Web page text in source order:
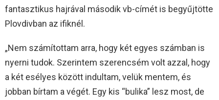
fantasztikus hajrával második vb-címét is begyűjtötte
Plovdivban az ifiknél.
„Nem számítottam arra, hogy két egyes számban is
nyerni tudok. Szerintem szerencsém volt azzal, hogy
a két esélyes között indultam, velük mentem, és
jobban bírtam a végét. Egy kis “bulika” lesz most, de